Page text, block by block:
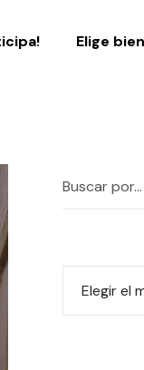
Elige bien